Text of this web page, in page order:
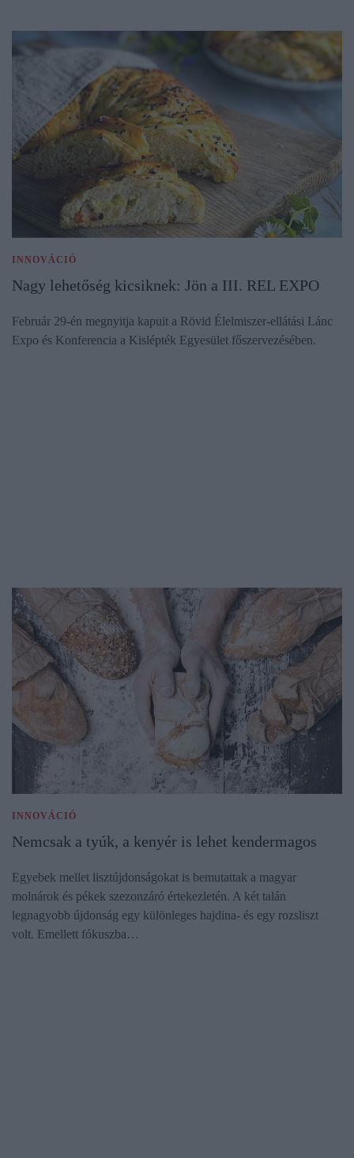
INNOVÁCIÓ
Nagy lehetőség kicsiknek: Jön a III. REL EXPO
Február 29-én megnyitja kapuit a Rövid Élelmiszer-ellátási Lánc
Expo és Konferencia a Kislépték Egyesület főszervezésében.
INNOVÁCIÓ
Nemcsak a tyúk, a kenyér is lehet kendermagos
Egyebek mellet lisztújdonságokat is bemutattak a magyar
molnárok és pékek szezonzáró értekezletén. A két talán
legnagyobb újdonság egy különleges hajdina- és egy rozsliszt
volt. Emellett fókuszba…